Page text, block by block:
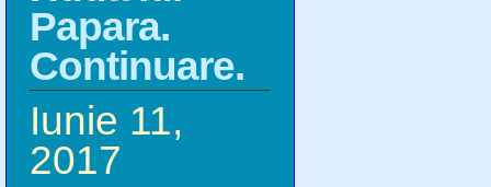
Papara.
Continuare.
Iunie 11,
2017